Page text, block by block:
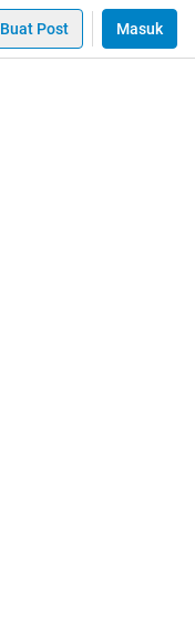
Buat Post Masuk